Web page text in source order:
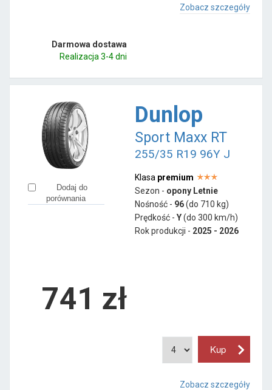
Zobacz szczegóły
Darmowa dostawa
Realizacja 3-4 dni
Dodaj do
porównania
Dunlop
Sport Maxx RT
255/35 R19 96Y J
Klasa premium
Sezon - opony Letnie
Nośność - 96(do 710 kg)
Prędkość - Y(do 300 km/h)
Rok produkcji - 2025 - 2026
741 zł
Zobacz szczegóły